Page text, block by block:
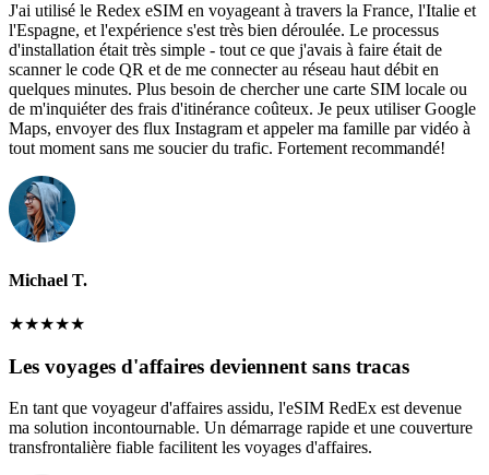
J'ai utilisé le Redex eSIM en voyageant à travers la France, l'Italie et
l'Espagne, et l'expérience s'est très bien déroulée. Le processus
d'installation était très simple - tout ce que j'avais à faire était de
scanner le code QR et de me connecter au réseau haut débit en
quelques minutes. Plus besoin de chercher une carte SIM locale ou
de m'inquiéter des frais d'itinérance coûteux. Je peux utiliser Google
Maps, envoyer des flux Instagram et appeler ma famille par vidéo à
tout moment sans me soucier du trafic. Fortement recommandé!
Michael T.
★★★★★
Les voyages d'affaires deviennent sans tracas
En tant que voyageur d'affaires assidu, l'eSIM RedEx est devenue
ma solution incontournable. Un démarrage rapide et une couverture
transfrontalière fiable facilitent les voyages d'affaires.